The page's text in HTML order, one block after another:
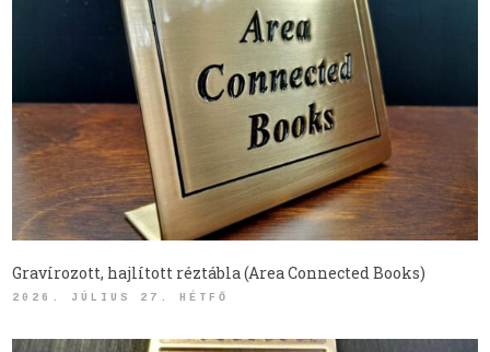
Gravírozott, hajlított réztábla (Area Connected Books)
2026. JÚLIUS 27. HÉTFŐ